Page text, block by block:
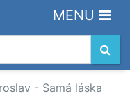
MENU
- Samá láska